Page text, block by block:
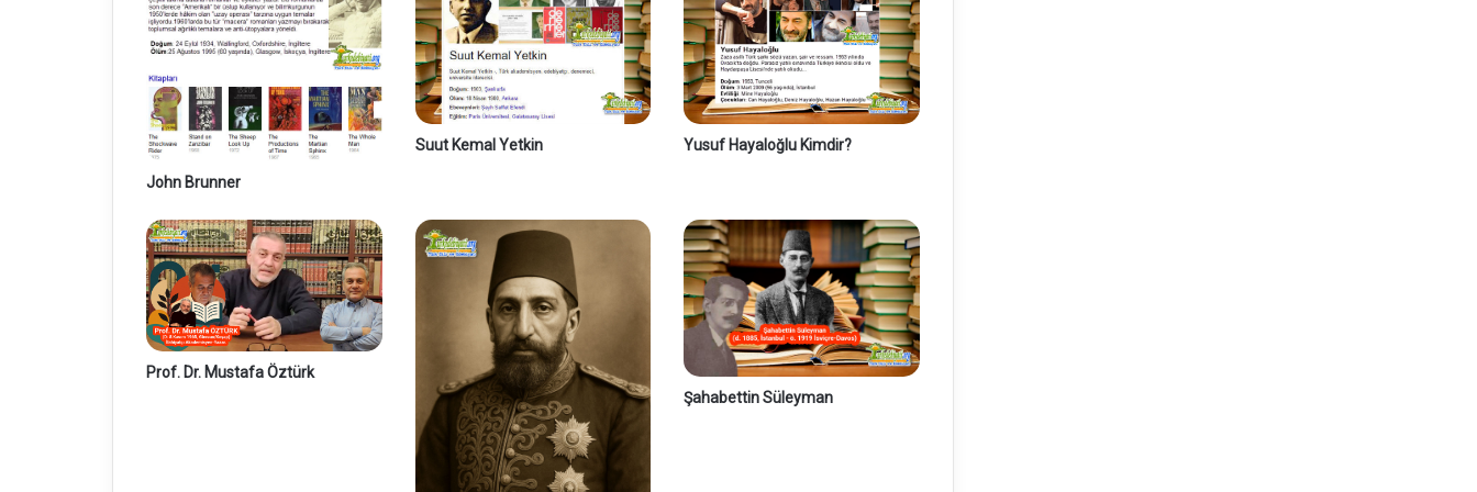
John Brunner
Suut Kemal Yetkin Yusuf Hayaloğlu Kimdir?
Prof. Dr. Mustafa Öztürk
Şahabettin Süleyman